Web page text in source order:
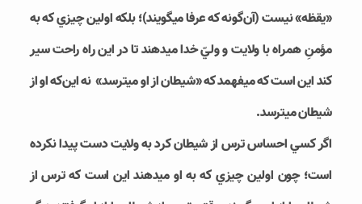
«يقظه» نيست (آن­‌گونه که عرفا مي‎گويند)؛ بلکه اولين چيزي که به
مؤمنِ همراه با ولايت و وليّ خدا مي‎دهند تا در اين راه راحت سير
کند اين است که مي‎فهمد که «شيطان از او مي‎ترسد» نه اين‌که او از
شيطان مي‎ترسد.
اگر کسي احساس ترس از شيطان کرد به ولايت دست پيدا نکرده
است؛ چون اولين چيزي که به او مي‎دهند اين است که ترس از